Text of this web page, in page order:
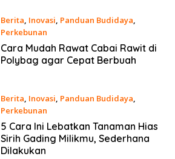
Berita, Inovasi, Panduan Budidaya,
Perkebunan
18 Juni 2024
Cara Mudah Rawat Cabai Rawit di
Polybag agar Cepat Berbuah
Berita, Inovasi, Panduan Budidaya,
Perkebunan
16 April 2024
5 Cara Ini Lebatkan Tanaman Hias
Sirih Gading Milikmu, Sederhana
Dilakukan